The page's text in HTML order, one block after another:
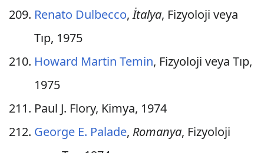
Renato Dulbecco,İtalya, Fizyoloji veya
Tıp, 1975
Howard Martin Temin, Fizyoloji veya Tıp,
1975
Paul J. Flory, Kimya, 1974
George E. Palade, Romanya, Fizyoloji